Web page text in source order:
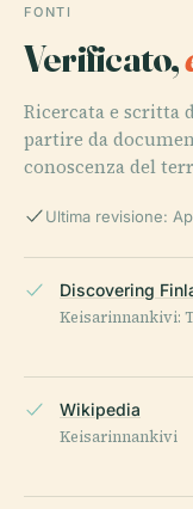
FONTI
Verificato,
Ricercata e scritta
partire da
conoscenza del
Ultima revisione:
Discovering
Keisarinnankivi:
Wikipedia
Keisarinnankivi